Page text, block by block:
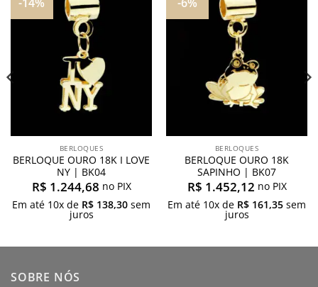
BERLOQUES
BERLOQUE OURO 18K I LOVE
NY | BK04
R$ 1.244,68 no PIX
Em até 10x de R$ 138,30 sem
juros
BERLOQUES
BERLOQUE OURO 18K
SAPINHO | BK07
R$ 1.452,12 no PIX
Em até 10x de R$ 161,35 sem
juros
SOBRE NÓS